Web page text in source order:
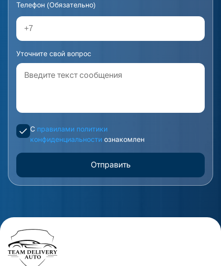
Телефон (Обязательно)
Уточните свой вопрос
С правилами политики
конфиденциальности ознакомлен
Отправить